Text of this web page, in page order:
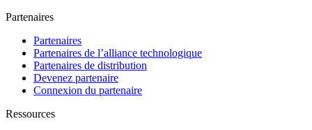
Partenaires
Partenaires
Partenaires de l’alliance technologique
Partenaires de distribution
Devenez partenaire
Connexion du partenaire
Ressources